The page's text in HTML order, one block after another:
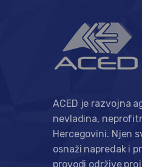
ACED je razvojna
nevladina,
Hercegovini. Njen
osnaži napredak i
provodi održive